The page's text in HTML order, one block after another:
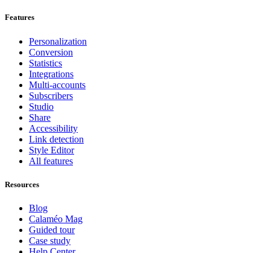
Features
Personalization
Conversion
Statistics
Integrations
Multi-accounts
Subscribers
Studio
Share
Accessibility
Link detection
Style Editor
All features
Resources
Blog
Calaméo Mag
Guided tour
Case study